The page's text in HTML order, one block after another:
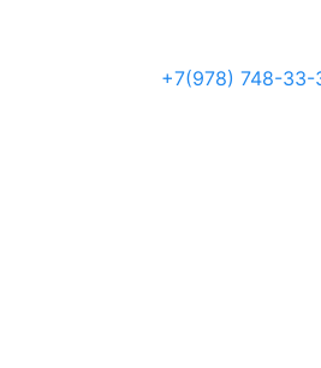
+7(978) 748-33-